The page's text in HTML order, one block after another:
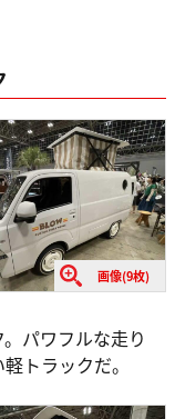
画像(9枚)
パワフルな走り
トラックだ。